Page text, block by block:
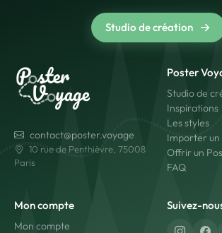
Studio de création
contact@poster.voyage
10 rue de Penthièvre, 75008
Paris
Poster
Studio de
Inspirations
Les styles
Importer
Offrir un
FAQ
Mon compte
Mon compte
Suivez-